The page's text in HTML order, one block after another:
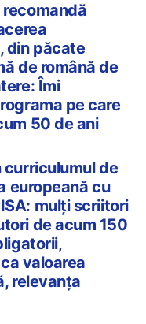
recomandă
din păcate
de română de
Îmi
pe care
50 de ani
curriculumul de
europeană cu
mulți scriitori
de acum 150
valoarea
relevanța